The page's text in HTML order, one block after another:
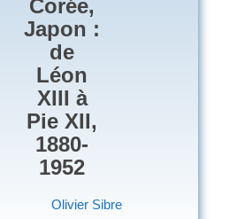
Corée,
Japon :
de
Léon
XIII à
Pie XII,
1880-
1952
Olivier Sibre